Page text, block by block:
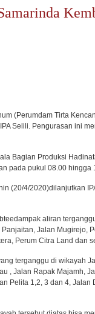
(Perumdam Tirta
Selili. Pengurasan ini
Bagian Produksi
pada pukul 08.00 hingga
(20/4/2020)dilanjutkan
aliran
Jalan Mugirejo,
Perum Citra Land dan
terganggu di wikayah
, Jalan Rapak Majamh,
Pelita 1,2, 3 dan 4, Jalan